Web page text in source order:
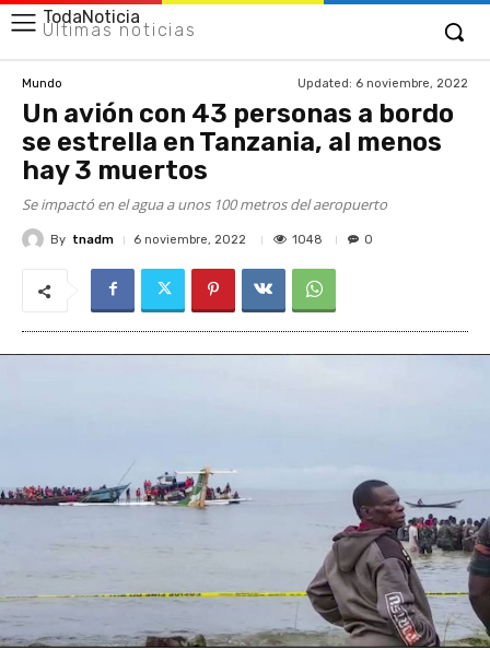
TodaNoticia
Últimas noticias
Mundo Updated: 6 noviembre, 2022
Un avión con 43 personas a bordo
se estrella en Tanzania, al menos
hay 3 muertos
Se impactó en el agua a unos 100 metros del aeropuerto
By tnadm 6 noviembre, 2022 1048 0